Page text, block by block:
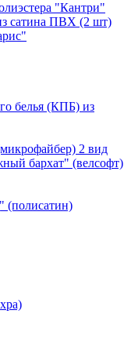
"Кантри"
сатина ПВХ (2 шт)
белья (КПБ) из
2 вид
бархат" (велсофт)
(полисатин)